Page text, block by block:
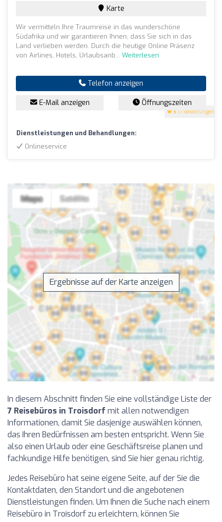
5 (1 Bewertungen)
Karte
Wir vermitteln Ihre Traumreise in das wunderschöne
Südafrika und wir garantieren Ihnen, dass Sie sich in das
Land verlieben werden. Durch die heutige Online Präsenz
von Airlines, Hotels, Urlaubsanb... Weiterlesen
Telefon anzeigen
E-Mail anzeigen Öffnungszeiten
Dienstleistungen und Behandlungen:
Onlineservice
Ergebnisse auf der Karte anzeigen
In diesem Abschnitt finden Sie eine vollständige Liste der
7 Reisebüros in Troisdorf mit allen notwendigen
Informationen, damit Sie dasjenige auswählen können,
das Ihren Bedürfnissen am besten entspricht. Wenn Sie
also einen Urlaub oder eine Geschäftsreise planen und
fachkundige Hilfe benötigen, sind Sie hier genau richtig.
Jedes Reisebüro hat seine eigene Seite, auf der Sie die
Kontaktdaten, den Standort und die angebotenen
Dienstleistungen finden. Um Ihnen die Suche nach einem
Reisebüro in Troisdorf zu erleichtern, können Sie